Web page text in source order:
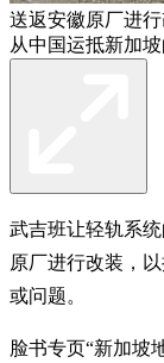
送返安徽原厂进
从中国运抵新加
武吉班让轻轨系
原厂进行改装，
或问题。
脸书专页“新加坡